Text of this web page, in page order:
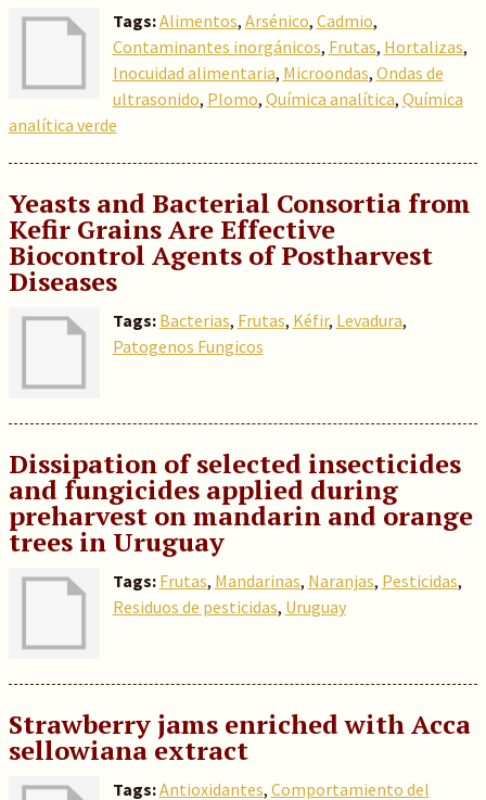
Tags:Alimentos, Arsénico, Cadmio,
Contaminantes inorgánicos, Frutas, Hortalizas,
Inocuidad alimentaria, Microondas, Ondas de
ultrasonido, Plomo, Química analítica, Química
analítica verde
Yeasts and Bacterial Consortia from
Kefir Grains Are Effective
Biocontrol Agents of Postharvest
Diseases
Tags: Bacterias, Frutas, Kéfir, Levadura,
Patogenos Fungicos
Dissipation of selected insecticides
and fungicides applied during
preharvest on mandarin and orange
trees in Uruguay
Tags: Frutas, Mandarinas, Naranjas, Pesticidas,
Residuos de pesticidas, Uruguay
Strawberry jams enriched with Acca
sellowiana extract
Tags:Antioxidantes, Comportamiento del